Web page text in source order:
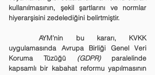
kullanılmasının, şekil şartlarını ve normlar
hiyerarşisini zedelediğini belirtmiştir.
	AYM’nin bu kararı, KVKK
uygulamasında Avrupa Birliği Genel Veri
Koruma Tüzüğü (GDPR) paralelinde
kapsamlı bir kabahat reformu yapılmasının